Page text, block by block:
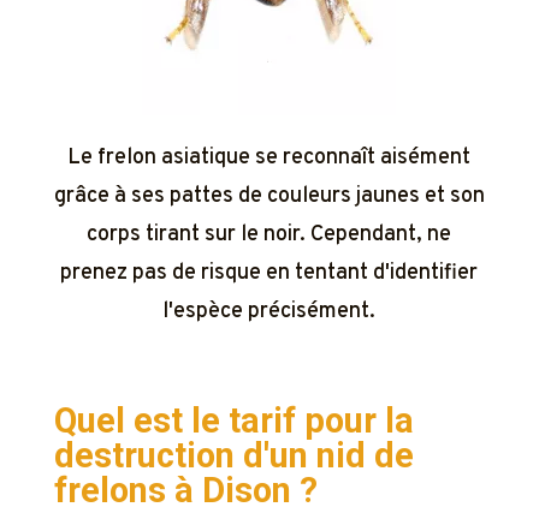
Le frelon asiatique se reconnaît aisément
grâce à ses pattes de couleurs jaunes et son
corps tirant sur le noir. Cependant, ne
prenez pas de risque en tentant d'identifier
l'espèce précisément.
Quel est le tarif pour la
destruction d'un nid de
frelons à Dison ?